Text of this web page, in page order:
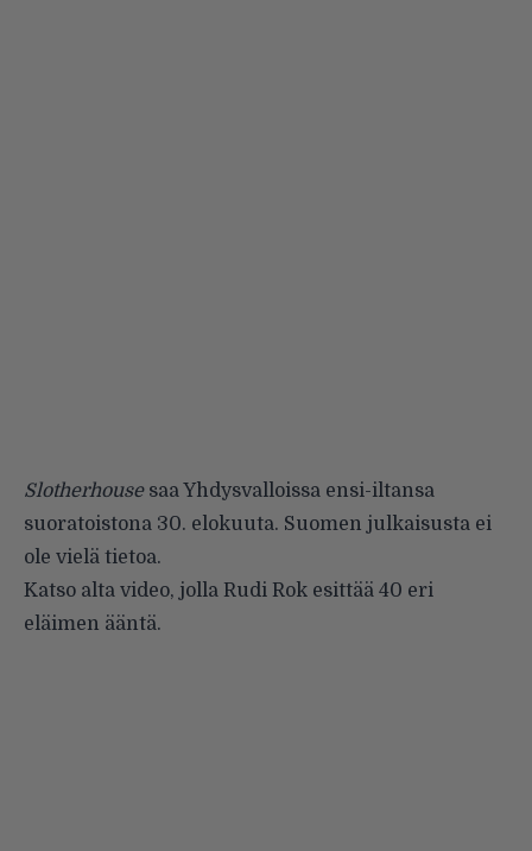
Slotherhousesaa Yhdysvalloissa ensi-iltansa
suoratoistona 30. elokuuta. Suomen julkaisusta ei
ole vielä tietoa.
Katso alta video, jolla Rudi Rok esittää 40 eri
eläimen ääntä.